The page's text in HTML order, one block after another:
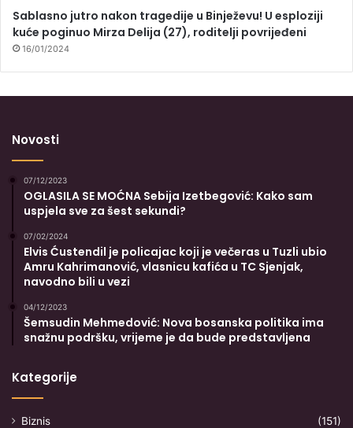
Sablasno jutro nakon tragedije u Binježevu! U esploziji
kuće poginuo Mirza Delija (27), roditelji povrijeđeni
16/01/2024
Novosti
07/12/2023
OGLASILA SE MOĆNA Sebija Izetbegović: Kako sam
uspjela sve za šest sekundi?
07/02/2024
Elvis Ćustendil je policajac koji je večeras u Tuzli ubio
Amru Kahrimanović, vlasnicu kafića u TC Sjenjak,
navodno bili u vezi
04/12/2023
Šemsudin Mehmedović: Nova bosanska politika ima
snažnu podršku, vrijeme je da bude predstavljena
Kategorije
Biznis
(151)